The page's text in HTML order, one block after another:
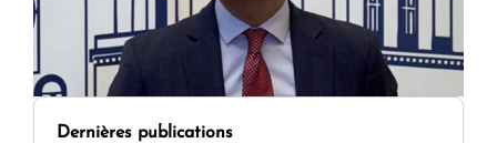
Dernières publications